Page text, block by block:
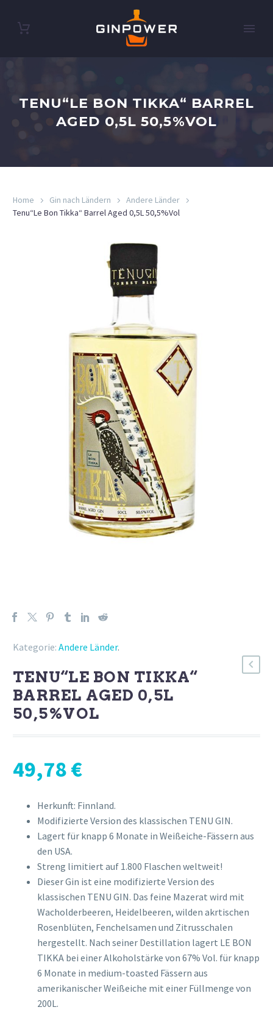
TENU“LE BON TIKKA“ BARREL
AGED 0,5L 50,5%VOL
Home Gin nach Ländern
Andere Länder
Tenu“Le Bon Tikka“ Barrel Aged 0,5L 50,5%Vol
Kategorie: Andere Länder.
TENU“LE BON TIKKA“
BARREL AGED 0,5L
50,5%VOL
49,78€
Herkunft: Finnland.
Modifizierte Version des klassischen TENU GIN.
Lagert für knapp 6 Monate in Weißeiche-Fässern aus
den USA.
Streng limitiert auf 1.800 Flaschen weltweit!
Dieser Gin ist eine modifizierte Version des
klassischen TENU GIN. Das feine Mazerat wird mit
Wacholderbeeren, Heidelbeeren, wilden akrtischen
Rosenblüten, Fenchelsamen und Zitrusschalen
hergestellt. Nach seiner Destillation lagert LE BON
TIKKA bei einer Alkoholstärke von 67% Vol. für knapp
6 Monate in medium-toasted Fässern aus
amerikanischer Weißeiche mit einer Füllmenge von
200L.